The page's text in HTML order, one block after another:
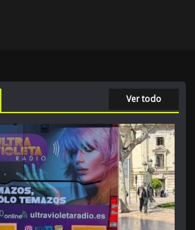
Ver todo